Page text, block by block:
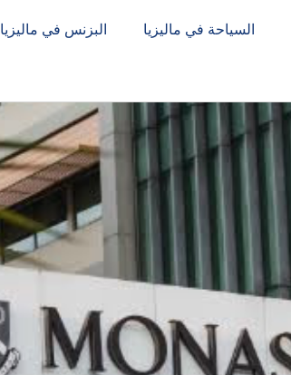
السياحة في ماليزيا البزنس في ماليزيا